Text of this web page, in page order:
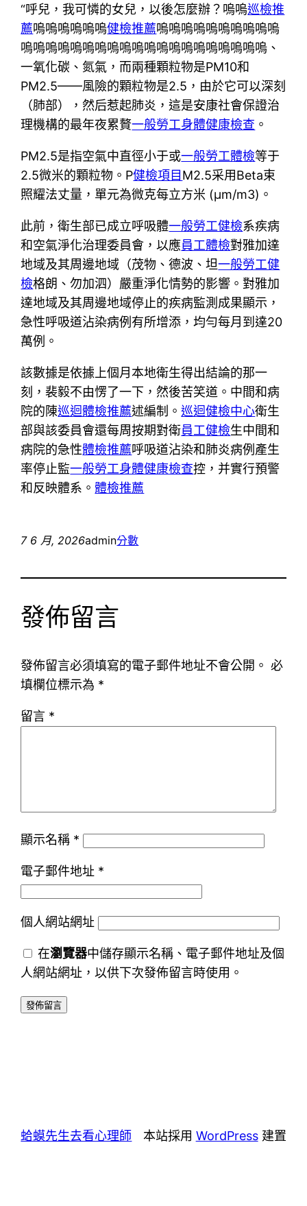
“呼兒，我可憐的女兒，以後怎麼辦？嗚嗚巡檢推
薦嗚嗚嗚嗚嗚嗚健檢推薦嗚嗚嗚嗚嗚嗚嗚嗚嗚嗚
嗚嗚嗚嗚嗚嗚嗚嗚嗚嗚嗚嗚嗚嗚嗚嗚嗚嗚嗚嗚、
一氧化碳、氮氣，而兩種顆粒物是PM10和
PM2.5——風險的顆粒物是2.5，由於它可以深刻
（肺部），然后惹起肺炎，這是安康社會保證治
理機構的最年夜累贅一般勞工身體健康檢查 。
PM2.5是指空氣中直徑小于或一般勞工體檢等于
2.5微米的顆粒物。P健檢項目M2.5采用Beta束
照耀法丈量，單元為微克每立方米 (μm/m3)。
此前，衛生部已成立呼吸體一般勞工健檢系疾病
和空氣淨化治理委員會，以應員工體檢對雅加達
地域及其周邊地域（茂物、德波、坦一般勞工健
檢格朗、勿加泗）嚴重淨化情勢的影響。對雅加
達地域及其周邊地域停止的疾病監測成果顯示，
急性呼吸道沾染病例有所增添，均勻每月到達20
萬例。
該數據是依據上個月本地衛生得出結論的那一
刻，裴毅不由愣了一下，然後苦笑道。中間和病
院的陳巡迴體檢推薦述編制。巡迴健檢中心衛生
部與該委員會還每周按期對衛員工健檢生中間和
病院的急性體檢推薦呼吸道沾染和肺炎病例產生
率停止監一般勞工身體健康檢查控，并實行預警
和反映體系。 體檢推薦
7 6 月, 2026admin分數
發佈留言
發佈留言必須填寫的電子郵件地址不會公開。 必
填欄位標示為 *
留言 *
顯示名稱 *
電子郵件地址 *
個人網站網址
在瀏覽器中儲存顯示名稱、電子郵件地址及個
人網站網址，以供下次發佈留言時使用。
蛤蟆先生去看心理師 本站採用 WordPress建置